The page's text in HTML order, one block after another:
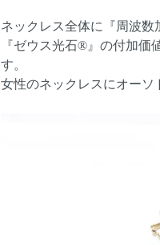
ネックレス全体に『周波数
『ゼウス光石®』の付加価
す。
女性のネックレスにオーソ